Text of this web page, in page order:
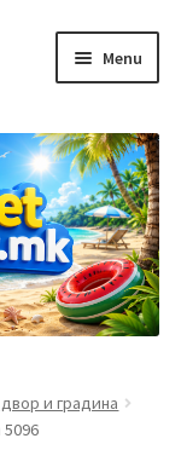
Menu
и градина